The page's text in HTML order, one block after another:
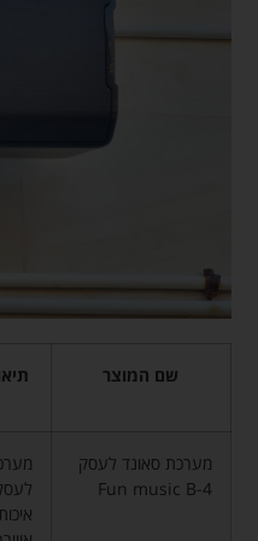
שם המוצר
מערכת סאונד לעסק
Fun music B-4